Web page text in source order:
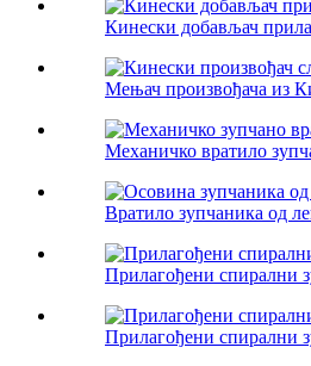
Кинески добављач
Мењач произвођача из
Механичко вратило
Вратило зупчаника од
Прилагођени спирални
Прилагођени спирални